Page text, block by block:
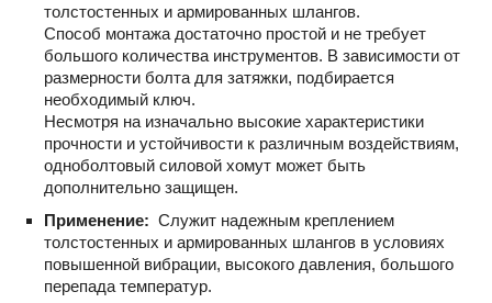
толстостенных и армированных шлангов.
Способ монтажа достаточно простой и не требует
большого количества инструментов. В зависимости от
размерности болта для затяжки, подбирается
необходимый ключ.
Несмотря на изначально высокие характеристики
прочности и устойчивости к различным воздействиям,
одноболтовый силовой хомут может быть
дополнительно защищен.
Применение: Служит надежным креплением
толстостенных и армированных шлангов в условиях
повышенной вибрации, высокого давления, большого
перепада температур.